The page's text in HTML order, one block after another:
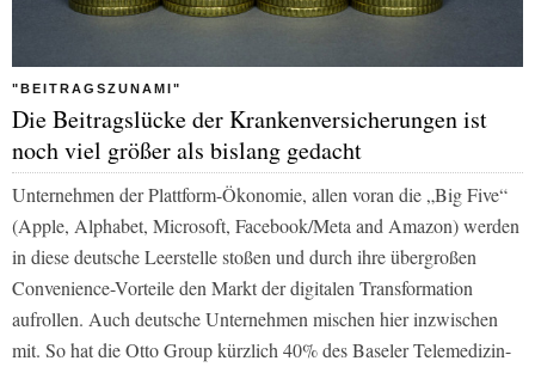
"BEITRAGSZUNAMI"
Die Beitragslücke der Krankenversicherungen ist
noch viel größer als bislang gedacht
Unternehmen der Plattform-Ökonomie, allen voran die „Big Five“
(Apple, Alphabet, Microsoft, Facebook/Meta and Amazon) werden
in diese deutsche Leerstelle stoßen und durch ihre übergroßen
Convenience-Vorteile den Markt der digitalen Transformation
aufrollen. Auch deutsche Unternehmen mischen hier inzwischen
mit. So hat die Otto Group kürzlich 40% des Baseler Telemedizin-